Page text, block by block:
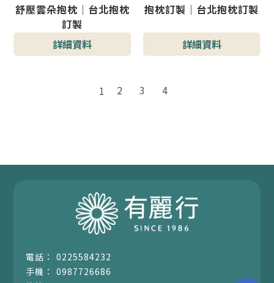
舒壓雲朵抱枕｜台北抱枕
訂製
詳細資料
抱枕訂製｜台北抱枕訂製
詳細資料
1 2 3 4
0225584232
0987726686